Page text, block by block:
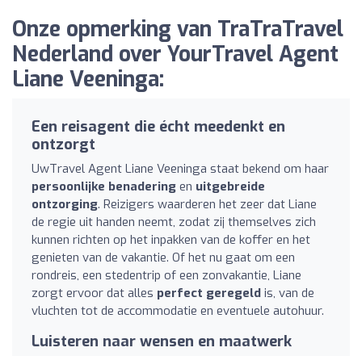
Onze opmerking van TraTraTravel
Nederland over YourTravel Agent
Liane Veeninga:
Een reisagent die écht meedenkt en
ontzorgt
UwTravel Agent Liane Veeninga staat bekend om haar
persoonlijke benadering en uitgebreide
ontzorging. Reizigers waarderen het zeer dat Liane
de regie uit handen neemt, zodat zij themselves zich
kunnen richten op het inpakken van de koffer en het
genieten van de vakantie. Of het nu gaat om een
rondreis, een stedentrip of een zonvakantie, Liane
zorgt ervoor dat alles perfect geregeld is, van de
vluchten tot de accommodatie en eventuele autohuur.
Luisteren naar wensen en maatwerk